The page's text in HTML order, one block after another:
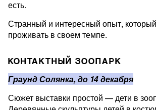
есть.
Странный и интересный опыт,
проживать в своем темпе.
КОНТАКТНЫЙ ЗООПАРК
Граунд Солянка, до 14 декабря
Сюжет выставки простой — дети в